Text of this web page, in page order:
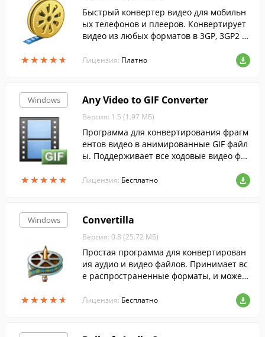
★★★★★
★★★★★
Быстрый конвертер видео для мобильн
ых телефонов и плееров. Конвертирует
видео из любых форматов в 3GP, 3GP2 и
йки для 230 портативных устройств.
Лицензия: Платно
Windows
★★★★★
★★★★★
Any Video to GIF Converter
Версия: 1.5 (1.97 МБ)
Программа для конвертирования фрагм
ентов видео в анимированные GIF файл
ы. Поддерживает все ходовые видео фо
Лицензия: Бесплатно
Windows
★★★★★
★★★★★
Convertilla
Версия: 0.8 (25.72 МБ)
Простая программа для конвертирован
ия аудио и видео файлов. Принимает вс
е распространенные форматы, и может
ьных устройств.
Лицензия: Бесплатно